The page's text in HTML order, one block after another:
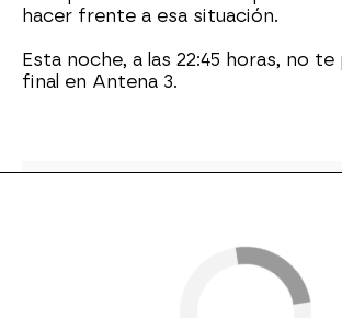
hacer frente a esa situación.
Esta noche, a las 22:45 horas, no te
final en Antena 3.